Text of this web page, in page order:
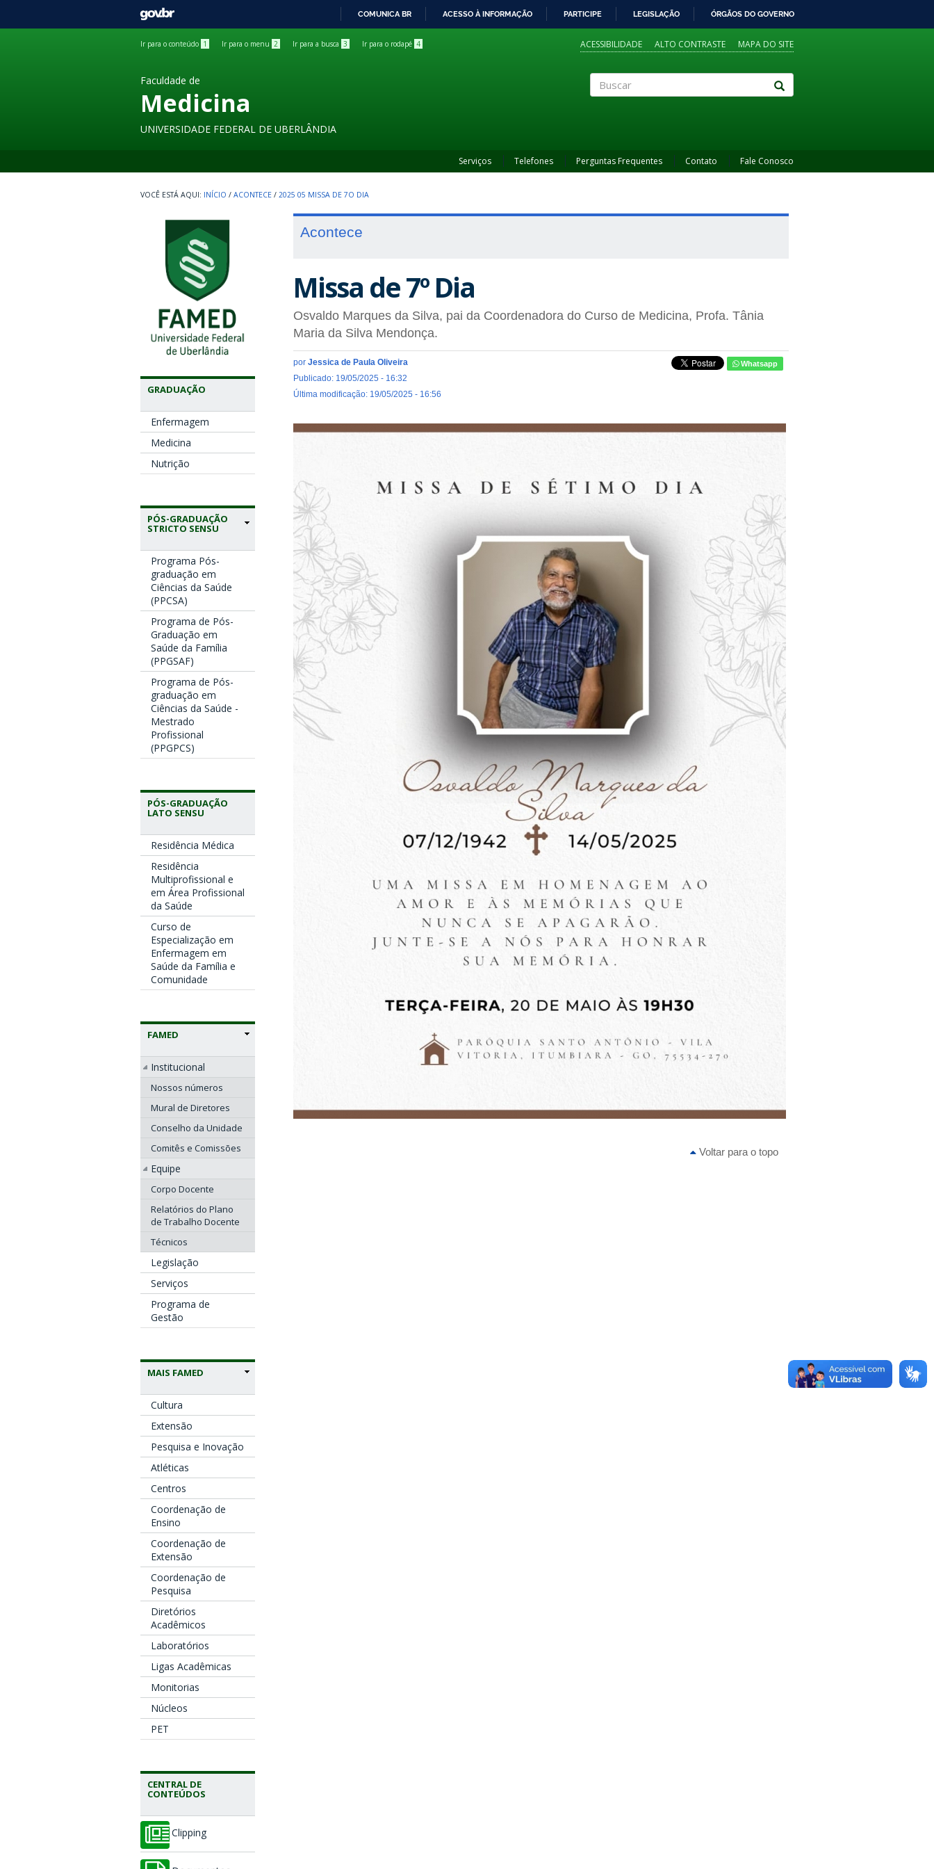
GOVBR
COMUNICA BR ACESSO À INFORMAÇÃO PARTICIPE LEGISLAÇÃO ÓRGÃOS DO GOVERNO
Ir para o conteúdo 1 Ir para o menu 2 Ir para a busca 3 Ir para o rodapé 4 ACESSIBILIDADE ALTO CONTRASTE MAPA DO SITE
Faculdade de
Medicina
UNIVERSIDADE FEDERAL DE UBERLÂNDIA
Serviços Telefones Perguntas Frequentes Contato Fale Conosco
INÍCIO / ACONTECE / 2025 05 MISSA DE 7O DIA
GRADUAÇÃO
Enfermagem
Medicina
Nutrição
PÓS-GRADUAÇÃO
STRICTO SENSU
Programa Pós-
graduação em
Ciências da Saúde
(PPCSA)
Programa de Pós-
Graduação em
Saúde da Família
(PPGSAF)
Programa de Pós-
graduação em
Ciências da Saúde -
Mestrado
Profissional
(PPGPCS)
PÓS-GRADUAÇÃO
LATO SENSU
Residência Médica
Residência
Multiprofissional e
em Área Profissional
da Saúde
Curso de
Especialização em
Enfermagem em
Saúde da Família e
Comunidade
FAMED
Institucional
Nossos números
Mural de Diretores
Conselho da Unidade
Comitês e Comissões
Equipe
Corpo Docente
Relatórios do Plano
de Trabalho Docente
Técnicos
Legislação
Serviços
Programa de
Gestão
MAIS FAMED
Cultura
Extensão
Pesquisa e Inovação
Atléticas
Centros
Coordenação de
Ensino
Coordenação de
Extensão
Coordenação de
Pesquisa
Diretórios
Acadêmicos
Laboratórios
Ligas Acadêmicas
Monitorias
Núcleos
PET
CENTRAL DE
CONTEÚDOS
Clipping
Acontece
Missa de 7º Dia
Osvaldo Marques da Silva, pai da Coordenadora do Curso de Medicina, Profa. Tânia
Maria da Silva Mendonça.
por Jessica de Paula Oliveira
Publicado: 19/05/2025 - 16:32
Última modificação: 19/05/2025 - 16:56
Whatsapp
Voltar para o topo